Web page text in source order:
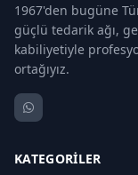
1967'den bugüne
güçlü tedarik ağı,
kabiliyetiyle
ortağıyız.
KATEGORILER